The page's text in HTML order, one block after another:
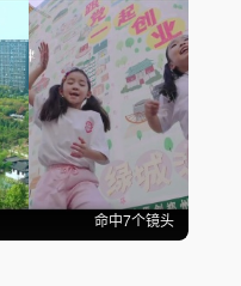
命中7个镜头